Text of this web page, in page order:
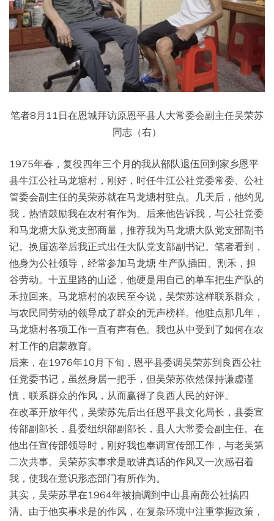
笔者8月11日在恩城拜访原恩平县人大常委会副主任吴荣苏
同志（右）
1975年春，复役四年三个月的我从部队退伍回到家乡恩平
县牛江公社马龙塘村，刚好，时任牛江公社党委常委、公社
管委会副主任的吴荣苏就在马龙塘村驻点。几天后，他约见
我，热情鼓励我在农村有作为。后来他告诉我，与公社党委
和马龙塘大队党支部商量，推荐我为马龙塘大队党支部副书
记。换届选举后我正式出任大队党支部副书记。笔者看到，
他身为公社领导，经常参加马龙塘 生产队插田、割禾，担
谷劳动。十五里路的山迳，他硬是用自己的单车把生产队的
禾拉回来。马龙塘村的农民至今说，吴荣苏这样联系群众，
与农民同劳动的领导成了群众的无声榜样。他驻点那几年，
马龙塘村各项工作一直有声有色。我也从中受到了如何在农
村工作的启蒙教育。
后来，在1976年10月下旬，恩平县委调吴荣苏到良西公社
任党委书记，虽然身居一把手，但吴荣苏依然保持谦虚谨
慎，联系群众的作风，从而赢得了良西人民的好评。
在改革开放年代，吴荣苏先后出任恩平县文化局长，县委宣
传部副部长，县委组织部副部长，县人大常委会副主任。在
他出任宣传部领导时，刚好我也奉调宣传部工作，与老吴第
二次共事。吴荣苏实事求是敢讲真话的作风又一次感召着
我，使我在意识形态部门有所作为。
其实，吴荣苏早在1964年被抽调到中山县南蓢公社搞四
清。由于他实事求是的作风，在复杂环境中注重掌握政策，